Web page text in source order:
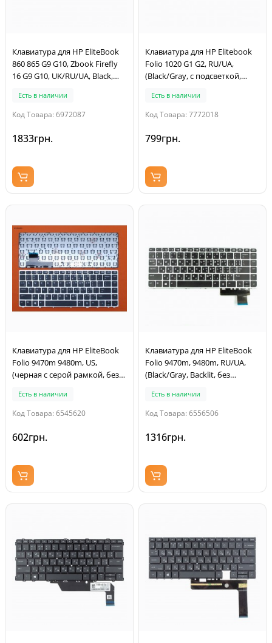
Клавиатура для HP EliteBook
860 865 G9 G10, Zbook Firefly
16 G9 G10, UK/RU/UA, Black,
Есть в наличии
Код Товара: 6972087
1833грн.
Клавиатура для HP Elitebook
Folio 1020 G1 G2, RU/UA,
(Black/Gray, с подсветкой,
Есть в наличии
Код Товара: 7772018
799грн.
Клавиатура для HP EliteBook
Folio 9470m 9480m, US,
(черная с серой рамкой, без
Есть в наличии
Код Товара: 6545620
602грн.
Клавиатура для HP EliteBook
Folio 9470m, 9480m, RU/UA,
(Black/Gray, Backlit, без
Есть в наличии
Код Товара: 6556506
1316грн.